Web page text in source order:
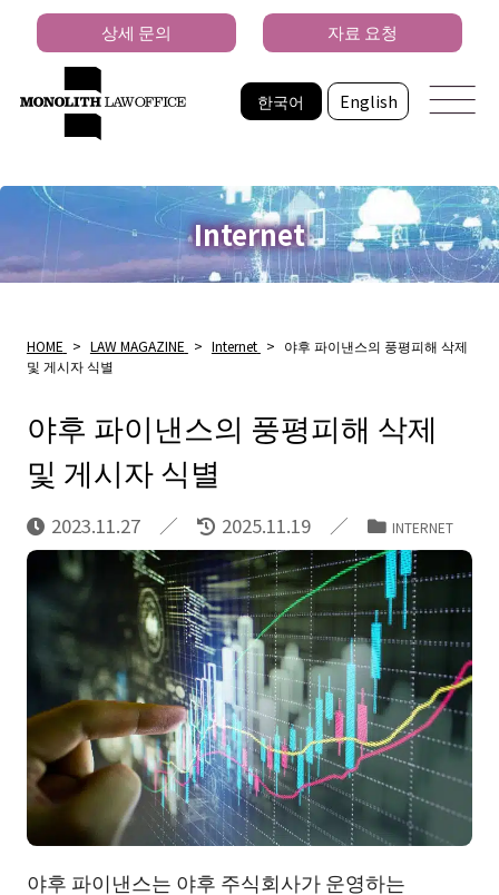
한국어 English
상세 문의 자료 요청
Internet
HOME > LAW MAGAZINE > Internet > 야후 파이낸스의 풍평피해 삭제
및 게시자 식별
야후 파이낸스의 풍평피해 삭제
및 게시자 식별
2023.11.27 2025.11.19 INTERNET
야후 파이낸스는 야후 주식회사가 운영하는